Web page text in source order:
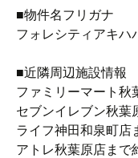
■物件名フリガナ
フォレシティアキハ
■近隣周辺施設情報
ファミリーマート秋
セブンイレブン秋葉
ライフ神田和泉町店
アトレ秋葉原店まで